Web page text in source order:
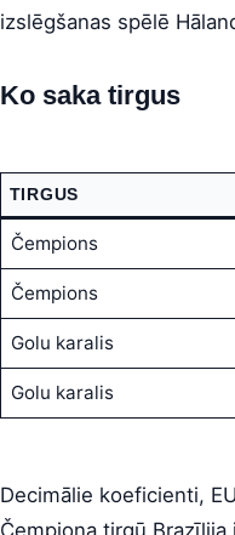
izslēgšanas spēlē
Ko saka tirgus
TIRGUS
Čempions
Čempions
Golu karalis
Golu karalis
Decimālie koeficienti,
Čempiona tirgū